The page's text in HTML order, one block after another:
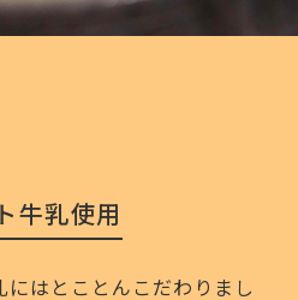
牛乳使用
はとことんこだわりまし